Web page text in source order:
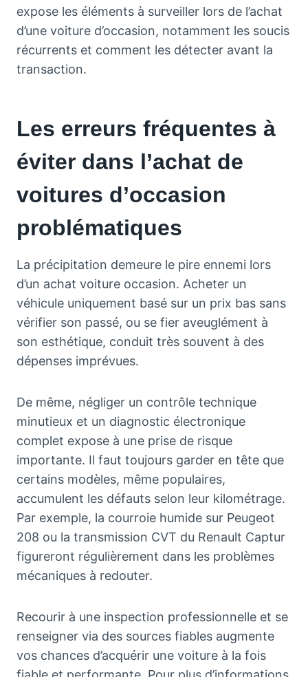
expose les éléments à surveiller lors de l’achat
d’une voiture d’occasion, notamment les soucis
récurrents et comment les détecter avant la
transaction.
Les erreurs fréquentes à
éviter dans l’achat de
voitures d’occasion
problématiques
La précipitation demeure le pire ennemi lors
d’un achat voiture occasion. Acheter un
véhicule uniquement basé sur un prix bas sans
vérifier son passé, ou se fier aveuglément à
son esthétique, conduit très souvent à des
dépenses imprévues.
De même, négliger un contrôle technique
minutieux et un diagnostic électronique
complet expose à une prise de risque
importante. Il faut toujours garder en tête que
certains modèles, même populaires,
accumulent les défauts selon leur kilométrage.
Par exemple, la courroie humide sur Peugeot
208 ou la transmission CVT du Renault Captur
figureront régulièrement dans les problèmes
mécaniques à redouter.
Recourir à une inspection professionnelle et se
renseigner via des sources fiables augmente
vos chances d’acquérir une voiture à la fois